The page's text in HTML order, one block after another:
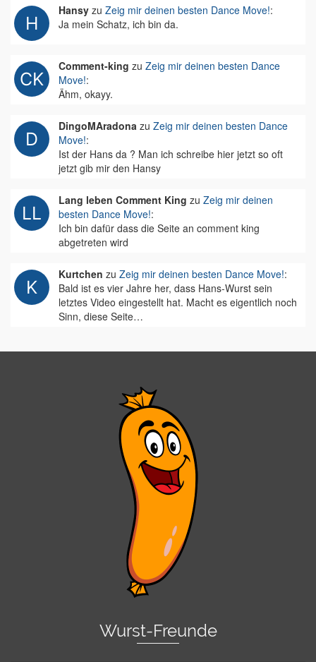
Hansy zu Zeig mir deinen besten Dance Move!:
Ja mein Schatz, ich bin da.
Comment-king zu Zeig mir deinen besten Dance
Move!:
Ähm, okayy.
DingoMAradona zu Zeig mir deinen besten Dance
Move!:
Ist der Hans da ? Man ich schreibe hier jetzt so oft
jetzt gib mir den Hansy
Lang leben Comment King zu Zeig mir deinen
besten Dance Move!:
Ich bin dafür dass die Seite an comment king
abgetreten wird
Kurtchen zu Zeig mir deinen besten Dance Move!:
Bald ist es vier Jahre her, dass Hans-Wurst sein
letztes Video eingestellt hat. Macht es eigentlich noch
Sinn, diese Seite…
Wurst-Freunde